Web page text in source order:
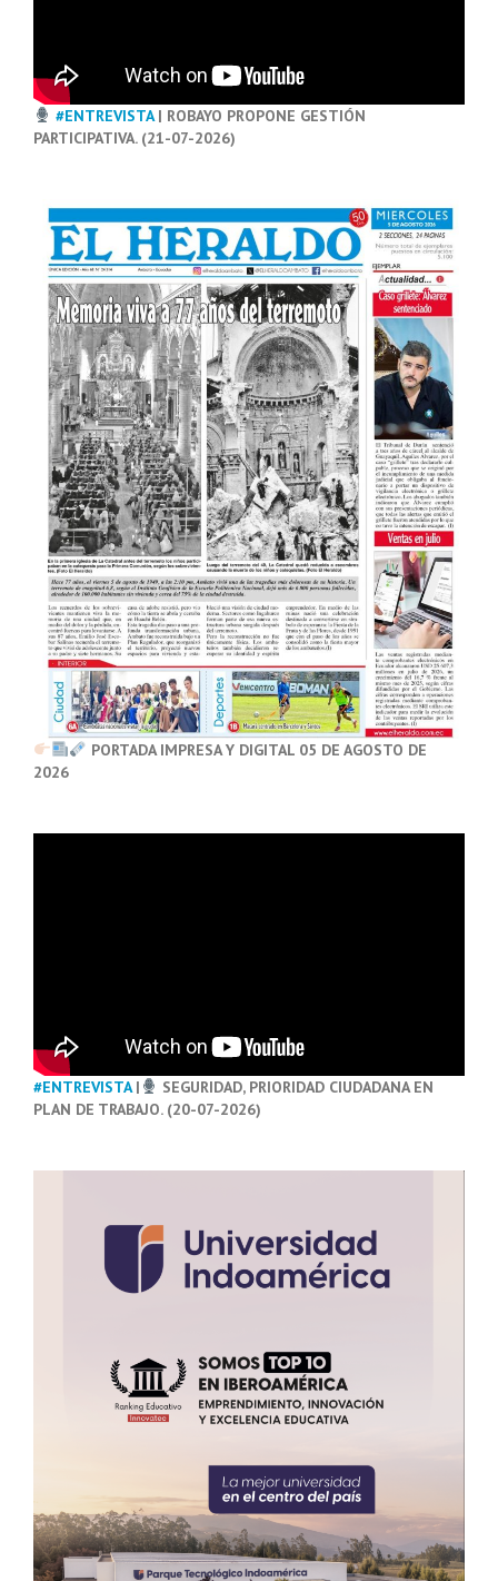
#ENTREVISTA| ROBAYO PROPONE GESTIÓN
PARTICIPATIVA. (21-07-2026)
PORTADA IMPRESA Y DIGITAL 05 DE AGOSTO DE
2026
#ENTREVISTA|
SEGURIDAD, PRIORIDAD CIUDADANA EN
PLAN DE TRABAJO. (20-07-2026)